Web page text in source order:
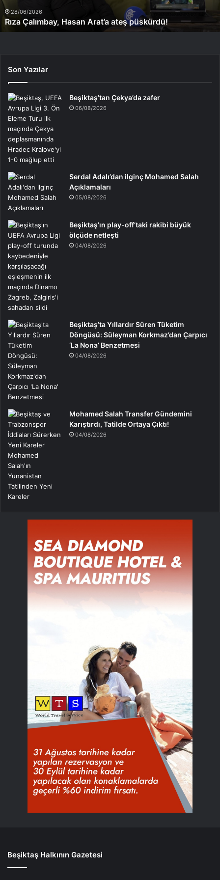
28/06/2026
Rıza Çalımbay, Hasan Arat’a ateş püskürdü!
Son Yazılar
Beşiktaş’tan Çekya’da zafer
06/08/2026
Serdal Adalı’dan ilginç Mohamed Salah
Açıklamaları
05/08/2026
Beşiktaş’ın play-off’taki rakibi büyük
ölçüde netleşti
04/08/2026
Beşiktaş’ta Yıllardır Süren Tüketim
Döngüsü: Süleyman Korkmaz’dan Çarpıcı
‘La Nona’ Benzetmesi
04/08/2026
Mohamed Salah Transfer Gündemini
Karıştırdı, Tatilde Ortaya Çıktı!
04/08/2026
Beşiktaş Halkının Gazetesi